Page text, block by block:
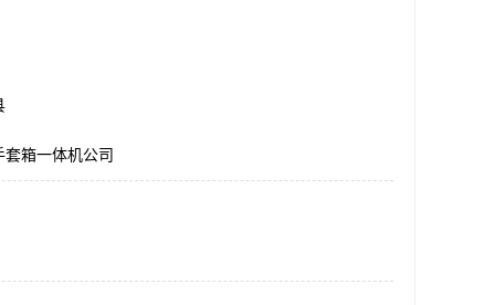
箱一体机公司